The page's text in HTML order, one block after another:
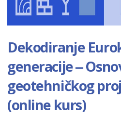
Dekodiranje
generacije ‒
geotehničkog
(online kurs)